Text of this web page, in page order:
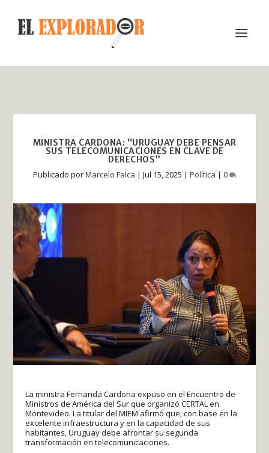
MINISTRA CARDONA: “URUGUAY DEBE PENSAR
SUS TELECOMUNICACIONES EN CLAVE DE
DERECHOS”
Publicado porMarcelo Falca | Jul 15, 2025 | Política | 0
La ministra Fernanda Cardona expuso en el Encuentro de
Ministros de América del Sur que organizó CERTAL en
Montevideo. La titular del MIEM afirmó que, con base en la
excelente infraestructura y en la capacidad de sus
habitantes, Uruguay debe afrontar su segunda
transformación en telecomunicaciones.